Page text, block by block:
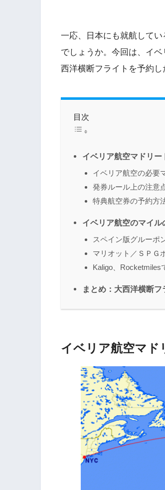
一応、日本にも就航して
でしょうか。今回は、イ
西洋横断フライトを予約し
目次
イベリア航空マドリー
イベリア航空の必要
発券ルール上の注意
特典航空券の予約方
イベリア航空のマイル
スペイン版グルーポ
マリオット／ＳＰＧ
Kaligo、Rocketmiles
まとめ：大西洋横断
イベリア航空マド